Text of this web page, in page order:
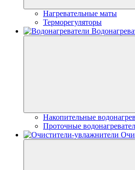
Нагревательные маты
Терморегуляторы
Накопительные
Проточные